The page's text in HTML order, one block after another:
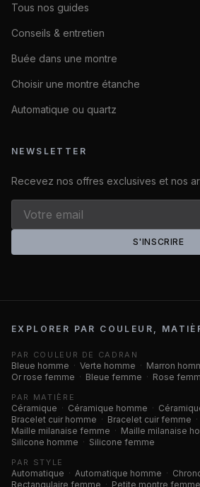
Tous nos guides
Conseils & entretien
Buée dans une montre
Choisir une montre étanche
Automatique ou quartz
NEWSLETTER
Recevez nos offres exclusives et nos
S'INSCRIRE
EXPLORER PAR COULEUR,
PAR COULEUR DE CADRAN
Bleue homme · Verte homme · Marron
Or rose femme · Bleue femme · Rose
PAR MATIÈRE
Céramique · Céramique homme ·
Bracelet cuir homme · Bracelet cuir femme ·
Maille milanaise femme · Maille milanaise
Silicone homme · Silicone femme
PAR STYLE
Automatique · Automatique homme ·
Rectangulaire femme · Petite montre femme